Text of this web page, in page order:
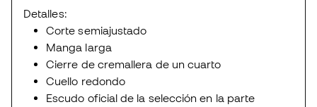
Detalles:
Corte semiajustado
Manga larga
Cierre de cremallera de un cuarto
Cuello redondo
Escudo oficial de la selección en la parte